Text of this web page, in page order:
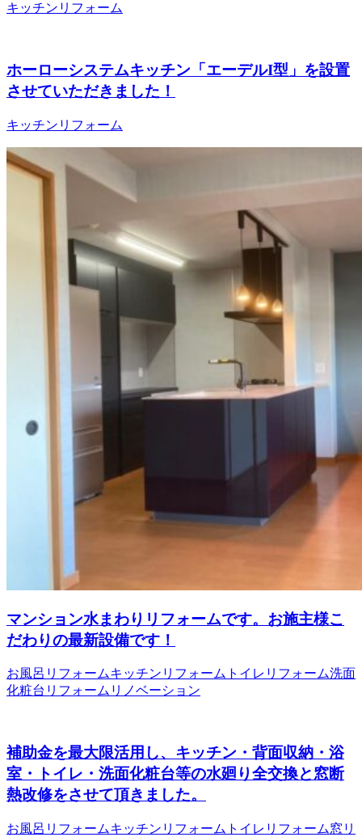
キッチンリフォーム
ホーローシステムキッチン「エーデルI型」を設置
させていただきました！
キッチンリフォーム
マンション水まわりリフォームです。お施主様こ
だわりの最新設備です！
お風呂リフォームキッチンリフォーム トイレリフォーム洗面
化粧台リフォーム リノベーション
補助金を最大限活用し、キッチン・背面収納・浴
室・トイレ・洗面化粧台等の水廻り全交換と窓断
熱改修をさせて頂きました。
お風呂リフォームキッチンリフォーム トイレリフォーム窓リ